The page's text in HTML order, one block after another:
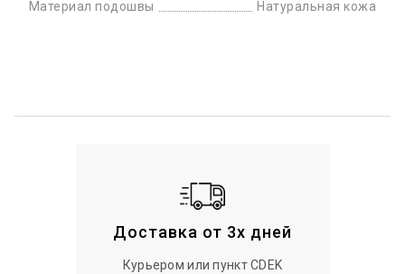
Материал подошвы
Натуральная кожа
Доставка от 3х дней
Курьером или пункт CDEK